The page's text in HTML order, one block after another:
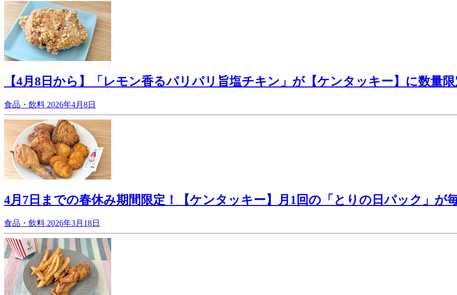
【4月8日から】「レモン香るパリパリ旨塩チキン」が【ケンタッキー】に数量限
食品・飲料 2026年4月8日
4月7日までの春休み期間限定！【ケンタッキー】月1回の「とりの日パック」が
食品・飲料 2026年3月18日